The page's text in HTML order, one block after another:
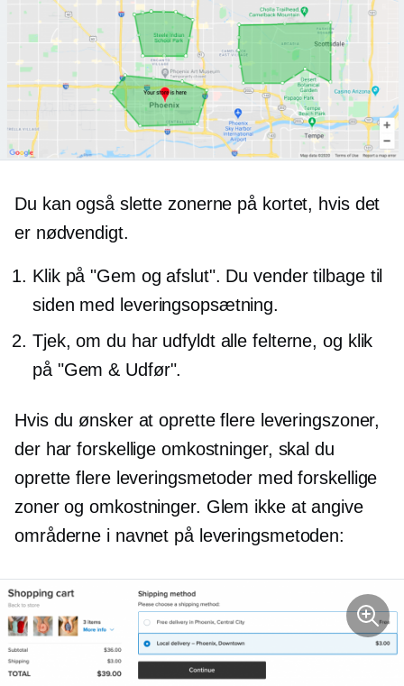
Du kan også slette zonerne på kortet, hvis det
er nødvendigt.
Klik på "Gem og afslut". Du vender tilbage til
siden med leveringsopsætning.
Tjek, om du har udfyldt alle felterne, og klik
på "Gem & Udfør".
Hvis du ønsker at oprette flere leveringszoner,
der har forskellige omkostninger, skal du
oprette flere leveringsmetoder med forskellige
zoner og omkostninger. Glem ikke at angive
områderne i navnet på leveringsmetoden: